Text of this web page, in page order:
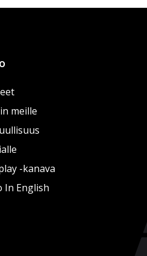
meille
-kanava
In English